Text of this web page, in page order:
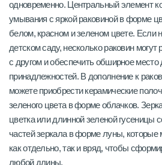
одновременно. Центральный элемент
умывания с яркой раковиной в форме
белом, красном и зеленом цвете. Если
детском саду, несколько раковин могут
с другом и обеспечить обширное
принадлежностей. В дополнение к
можете приобрести керамические
зеленого цвета в форме облачков.
цветка или длинной зеленой гусеницы
частей зеркала в форме луны,
как отдельно, так и вряд, чтобы
любой длины.